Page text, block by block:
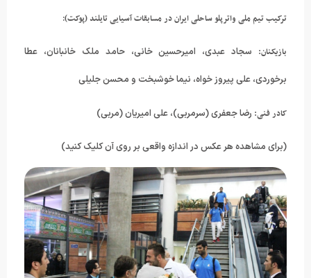
ترکیب تیم ملی واترپلو ساحلی ایران در مسابقات آسیایی تایلند (پوکت)
:
بازیکنان:سجاد عبدی، امیرحسین خانی، حامد ملک خانبانان، عطا
برخوردی، علی پیروز خواه، نیما خوشبخت و محسن جلیلی
کادر فنی:رضا جعفری (سرمربی)، علی امیریان (مربی)
(برای مشاهده هر عکس در اندازه واقعی بر روی آن کلیک کنید)